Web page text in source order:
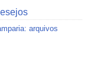
arquivos